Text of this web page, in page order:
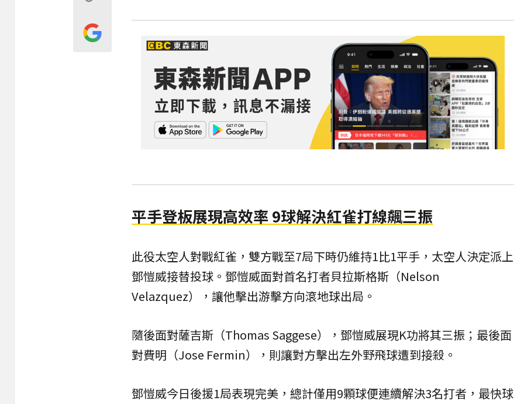
平手登板展現高效率 9球解決紅雀打線飆三振
此役太空人對戰紅雀，雙方戰至7局下時仍維持1比1平手，太空人決定派上
鄧愷威接替投球。鄧愷威面對首名打者貝拉斯格斯（Nelson
Velazquez），讓他擊出游擊方向滾地球出局。
隨後面對薩吉斯（Thomas Saggese），鄧愷威展現K功將其三振；最後面
對費明（Jose Fermin），則讓對方擊出左外野飛球遭到接殺。
鄧愷威今日後援1局表現完美，總計僅用9顆球便連續解決3名打者，最快球